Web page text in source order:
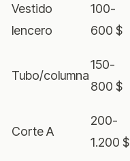
Vestido
lencero
100-
600 $
Tubo/columna
150-
800 $
Corte A
200-
1.200 $